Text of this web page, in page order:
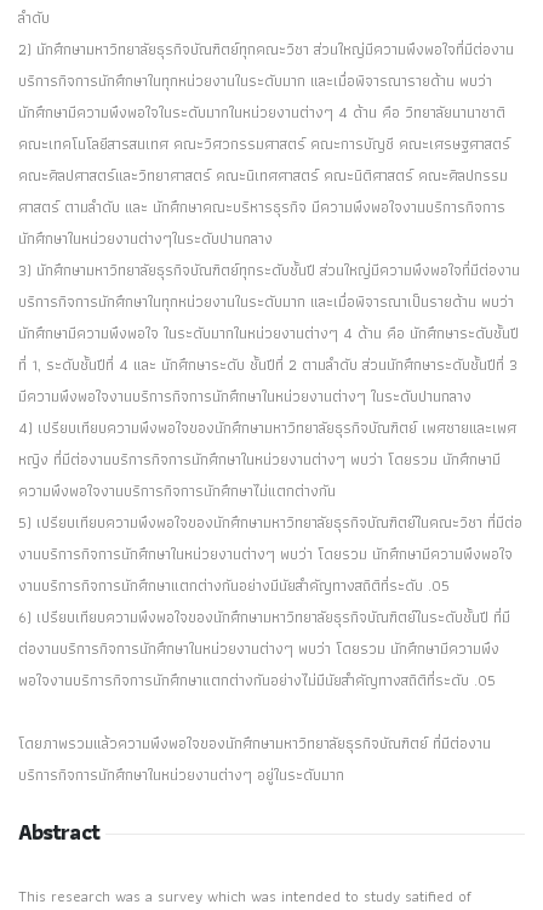
ลำดับ
2) นักศึกษามหาวิทยาลัยธุรกิจบัณฑิตย์ทุกคณะวิชา ส่วนใหญ่มีความพึงพอใจที่มีต่องาน
บริการกิจการนักศึกษาในทุกหน่วยงานในระดับมาก และเมื่อพิจารณารายด้าน พบว่า
นักศึกษามีความพึงพอใจในระดับมากในหน่วยงานต่างๆ 4 ด้าน คือ วิทยาลัยนานาชาติ
คณะเทคโนโลยีสารสนเทศ คณะวิศวกรรมศาสตร์ คณะการบัญชี คณะเศรษฐศาสตร์
คณะศิลปศาสตร์และวิทยาศาสตร์ คณะนิเทศศาสตร์ คณะนิติศาสตร์ คณะศิลปกรรม
ศาสตร์ ตามลำดับ และ นักศึกษาคณะบริหารธุรกิจ มีความพึงพอใจงานบริการกิจการ
นักศึกษาในหน่วยงานต่างๆในระดับปานกลาง
3) นักศึกษามหาวิทยาลัยธุรกิจบัณฑิตย์ทุกระดับชั้นปี ส่วนใหญ่มีความพึงพอใจที่มีต่องาน
บริการกิจการนักศึกษาในทุกหน่วยงานในระดับมาก และเมื่อพิจารณาเป็นรายด้าน พบว่า
นักศึกษามีความพึงพอใจ ในระดับมากในหน่วยงานต่างๆ 4 ด้าน คือ นักศึกษาระดับชั้นปี
ที่ 1, ระดับชั้นปีที่ 4 และ นักศึกษาระดับ ชั้นปีที่ 2 ตามลำดับ ส่วนนักศึกษาระดับชั้นปีที่ 3
มีความพึงพอใจงานบริการกิจการนักศึกษาในหน่วยงานต่างๆ ในระดับปานกลาง
4) เปรียบเทียบความพึงพอใจของนักศึกษามหาวิทยาลัยธุรกิจบัณฑิตย์ เพศชายและเพศ
หญิง ที่มีต่องานบริการกิจการนักศึกษาในหน่วยงานต่างๆ พบว่า โดยรวม นักศึกษามี
ความพึงพอใจงานบริการกิจการนักศึกษาไม่แตกต่างกัน
5) เปรียบเทียบความพึงพอใจของนักศึกษามหาวิทยาลัยธุรกิจบัณฑิตย์ในคณะวิชา ที่มีต่อ
งานบริการกิจการนักศึกษาในหน่วยงานต่างๆ พบว่า โดยรวม นักศึกษามีความพึงพอใจ
งานบริการกิจการนักศึกษาแตกต่างกันอย่างมีนัยสำคัญทางสถิติที่ระดับ .05
6) เปรียบเทียบความพึงพอใจของนักศึกษามหาวิทยาลัยธุรกิจบัณฑิตย์ในระดับชั้นปี ที่มี
ต่องานบริการกิจการนักศึกษาในหน่วยงานต่างๆ พบว่า โดยรวม นักศึกษามีความพึง
พอใจงานบริการกิจการนักศึกษาแตกต่างกันอย่างไม่มีนัยสำคัญทางสถิติที่ระดับ .05
โดยภาพรวมแล้วความพึงพอใจของนักศึกษามหาวิทยาลัยธุรกิจบัณฑิตย์ ที่มีต่องาน
บริการกิจการนักศึกษาในหน่วยงานต่างๆ อยู่ในระดับมาก
Abstract
This research was a survey which was intended to study satified of